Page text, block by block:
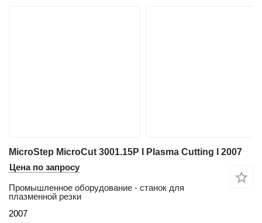
MicroStep MicroCut 3001.15P I Plasma Cutting I 2007
Цена по запросу
Промышленное оборудование - станок для
плазменной резки
2007